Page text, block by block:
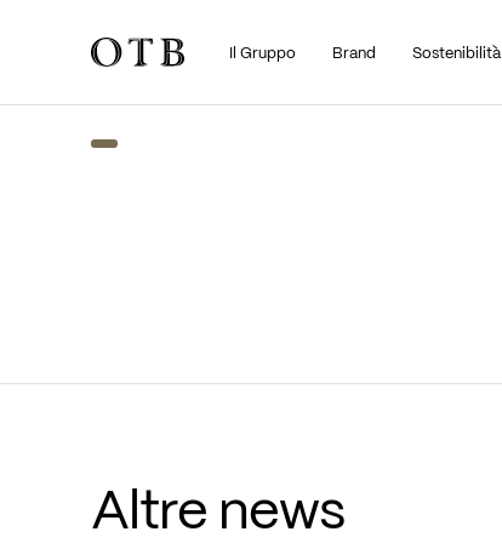
Skip to main contentIl Gruppo Brand Sostenibilità
Altre news